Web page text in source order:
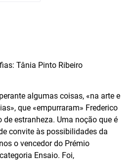
Tânia Pinto Ribeiro
algumas coisas, «na arte e
que «empurraram» Frederico
de estranheza. Uma noção que é
convite às possibilidades da
o vencedor do Prémio
Ensaio. Foi,